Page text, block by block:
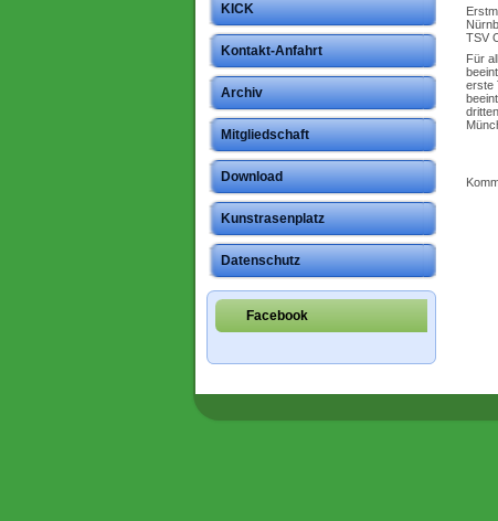
KICK
Kontakt-Anfahrt
Archiv
Mitgliedschaft
Download
Kunstrasenplatz
Datenschutz
Facebook
TSV
Für
erste